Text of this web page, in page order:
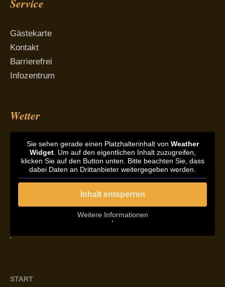
Service
Gästekarte
Kontakt
Barrierefrei
Infozentrum
Wetter
Sie sehen gerade einen Platzhalterinhalt von Weather
Widget. Um auf den eigentlichen Inhalt zuzugreifen,
klicken Sie auf den Button unten. Bitte beachten Sie, dass
dabei Daten an Drittanbieter weitergegeben werden.
Inhalt entsperren
Weitere Informationen
'
'
START